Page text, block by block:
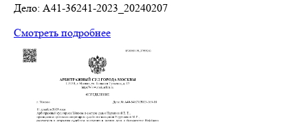
Дело: A41-36241-2023_20240207
Смотреть подробнее